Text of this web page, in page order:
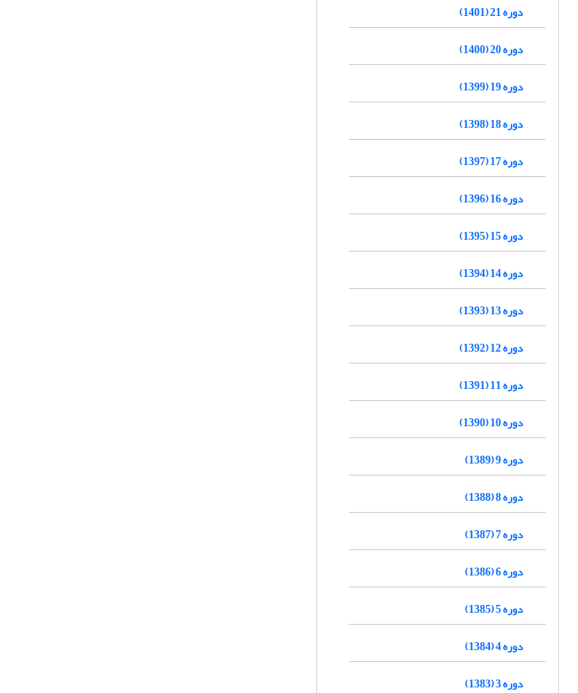
دوره 21 (1401)
دوره 20 (1400)
دوره 19 (1399)
دوره 18 (1398)
دوره 17 (1397)
دوره 16 (1396)
دوره 15 (1395)
دوره 14 (1394)
دوره 13 (1393)
دوره 12 (1392)
دوره 11 (1391)
دوره 10 (1390)
دوره 9 (1389)
دوره 8 (1388)
دوره 7 (1387)
دوره 6 (1386)
دوره 5 (1385)
دوره 4 (1384)
دوره 3 (1383)